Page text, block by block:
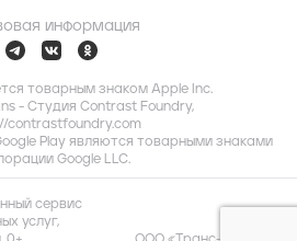
информация
товарным знаком Apple Inc.
- Студия Contrast Foundry,
contrastfoundry.com
Play являются товарными знаками
Google LLC.
сервис
услуг,